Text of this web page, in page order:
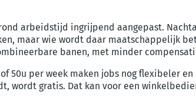
arbeidstijd ingrijpend aangepast.
maar wie wordt daar maatschappelijk
banen, met minder
50u per week maken jobs nog flexibeler
wordt gratis. Dat kan voor een